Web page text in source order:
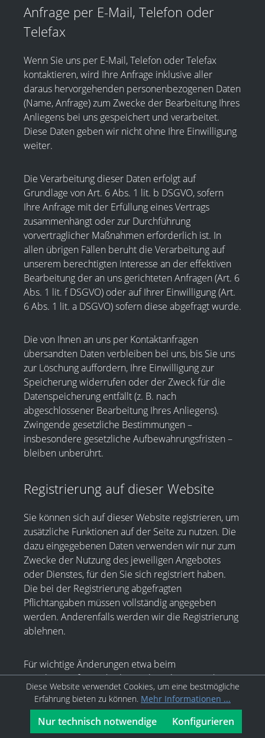
Anfrage per E-Mail, Telefon oder
Telefax
Wenn Sie uns per E-Mail, Telefon oder Telefax
kontaktieren, wird Ihre Anfrage inklusive aller
daraus hervorgehenden personenbezogenen Daten
(Name, Anfrage) zum Zwecke der Bearbeitung Ihres
Anliegens bei uns gespeichert und verarbeitet.
Diese Daten geben wir nicht ohne Ihre Einwilligung
weiter.
Die Verarbeitung dieser Daten erfolgt auf
Grundlage von Art. 6 Abs. 1 lit. b DSGVO, sofern
Ihre Anfrage mit der Erfüllung eines Vertrags
zusammenhängt oder zur Durchführung
vorvertraglicher Maßnahmen erforderlich ist. In
allen übrigen Fällen beruht die Verarbeitung auf
unserem berechtigten Interesse an der effektiven
Bearbeitung der an uns gerichteten Anfragen (Art. 6
Abs. 1 lit. f DSGVO) oder auf Ihrer Einwilligung (Art.
6 Abs. 1 lit. a DSGVO) sofern diese abgefragt wurde.
Die von Ihnen an uns per Kontaktanfragen
übersandten Daten verbleiben bei uns, bis Sie uns
zur Löschung auffordern, Ihre Einwilligung zur
Speicherung widerrufen oder der Zweck für die
Datenspeicherung entfällt (z. B. nach
abgeschlossener Bearbeitung Ihres Anliegens).
Zwingende gesetzliche Bestimmungen –
insbesondere gesetzliche Aufbewahrungsfristen –
bleiben unberührt.
Registrierung auf dieser Website
Sie können sich auf dieser Website registrieren, um
zusätzliche Funktionen auf der Seite zu nutzen. Die
dazu eingegebenen Daten verwenden wir nur zum
Zwecke der Nutzung des jeweiligen Angebotes
oder Dienstes, für den Sie sich registriert haben.
Die bei der Registrierung abgefragten
Pflichtangaben müssen vollständig angegeben
werden. Anderenfalls werden wir die Registrierung
ablehnen.
Für wichtige Änderungen etwa beim
Angebotsumfang oder bei technisch notwendigen
Änderungen nutzen wir die bei der Registrierung
angegebene E-Mail-Adresse, um Sie auf diesem
Wege zu informieren.
Diese Website verwendet Cookies, um eine bestmögliche
Erfahrung bieten zu können. Mehr Informationen ...
Nur technisch notwendige Konfigurieren